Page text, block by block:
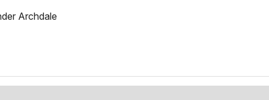
Archdale